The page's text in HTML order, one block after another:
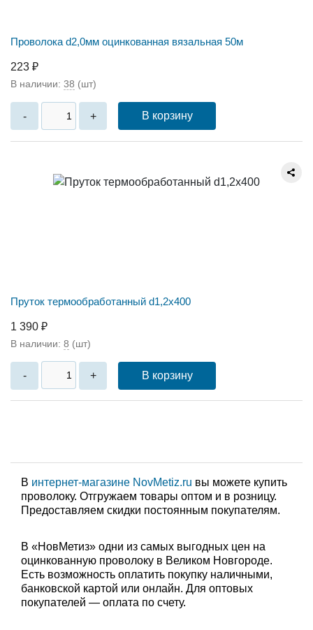
Проволока d2,0мм оцинкованная вязальная 50м
223 ₽
В наличии: 38 (шт)
- + В корзину
Пруток термообработанный d1,2х400
1 390 ₽
В наличии: 8 (шт)
- + В корзину
В интернет-магазине NovMetiz.ru вы можете купить
проволоку. Отгружаем товары оптом и в розницу.
Предоставляем скидки постоянным покупателям.
В «НовМетиз» одни из самых выгодных цен на
оцинкованную проволоку в Великом Новгороде.
Есть возможность оплатить покупку наличными,
банковской картой или онлайн. Для оптовых
покупателей — оплата по счету.